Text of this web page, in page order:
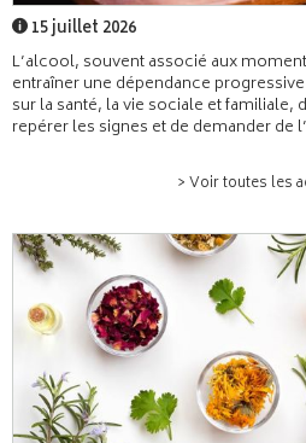
15 juillet 2026
L’alcool, souvent associé aux
entraîner une dépendance
sur la santé, la vie sociale et familiale,
repérer les signes et de demander de
> Voir toutes les